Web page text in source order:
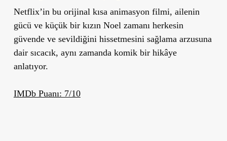
Netflix’in bu orijinal kısa animasyon filmi, ailenin
gücü ve küçük bir kızın Noel zamanı herkesin
güvende ve sevildiğini hissetmesini sağlama arzusuna
dair sıcacık, aynı zamanda komik bir hikâye
anlatıyor.
IMDb Puanı: 7/10